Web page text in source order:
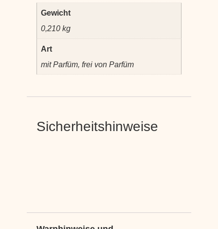
Gewicht
0,210 kg
Art
mit Parfüm, frei von Parfüm
Sicherheitshinweise